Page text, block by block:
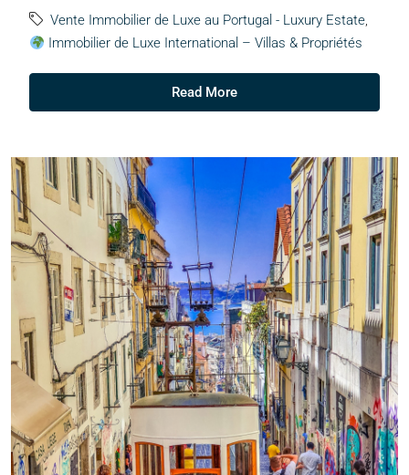
Vente Immobilier de Luxe au Portugal - Luxury Estate,
Immobilier de Luxe International – Villas & Propriétés
Read More